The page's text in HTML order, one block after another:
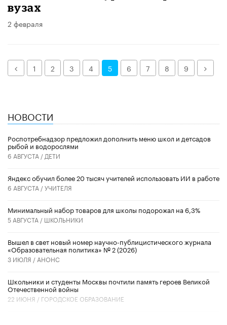
вузах
2 февраля
Назад1 2 3 4 5 6 7 8 9 Далее
НОВОСТИ
Роспотребнадзор предложил дополнить меню школ и детсадов
рыбой и водорослями
6 АВГУСТА / ДЕТИ
​Яндекс обучил более 20 тысяч учителей использовать ИИ в работе
6 АВГУСТА /УЧИТЕЛЯ
Минимальный набор товаров для школы подорожал на 6,3%
5 АВГУСТА / ШКОЛЬНИКИ
Вышел в свет новый номер научно-публицистического журнала
«Образовательная политика» № 2 (2026)
3 ИЮЛЯ / АНОНС
Школьники и студенты Москвы почтили память героев Великой
Отечественной войны
22 ИЮНЯ / ГОРОДСКОЕ ОБРАЗОВАНИЕ